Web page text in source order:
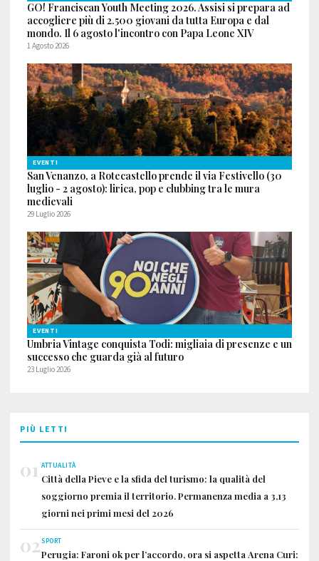
GO! Franciscan Youth Meeting 2026. Assisi si prepara ad
accogliere più di 2.500 giovani da tutta Europa e dal
mondo. Il 6 agosto l'incontro con Papa Leone XIV
1 Agosto 2026
EVENTI
San Venanzo, a Rotecastello prende il via Festivello (30
luglio - 2 agosto): lirica, pop e clubbing tra le mura
medievali
29 Luglio 2026
EVENTI
Umbria Vintage conquista Todi: migliaia di presenze e un
successo che guarda già al futuro
23 Luglio 2026
PIÙ LETTI
01 ATTUALITÀ
Città della Pieve e la sfida del turismo: la qualità del
soggiorno premia il territorio. Permanenza media a 3,13
giorni nei primi mesi del 2026
02SPORT
Perugia: Faroni ok per l’accordo, ora si aspetta Arena Curi: